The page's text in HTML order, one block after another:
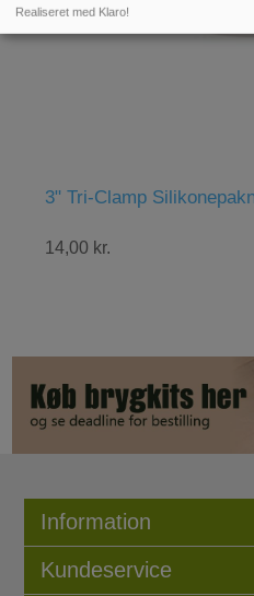
Tri-Clamp Silikonepakning
kr.
Information
Kundeservice
Realiseret med Klaro!